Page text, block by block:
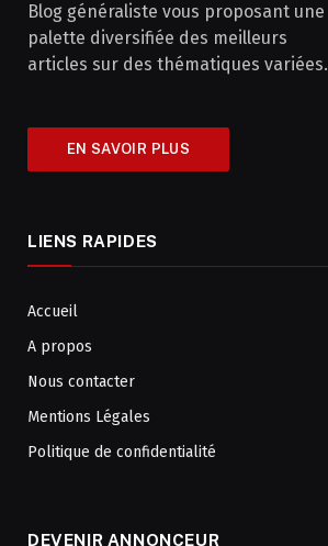
Blog généraliste vous proposant une
palette diversifiée des meilleurs
articles sur des thématiques variées.
EN SAVOIR PLUS
LIENS RAPIDES
Accueil
A propos
Nous contacter
Mentions Légales
Politique de confidentialité
DEVENIR ANNONCEUR